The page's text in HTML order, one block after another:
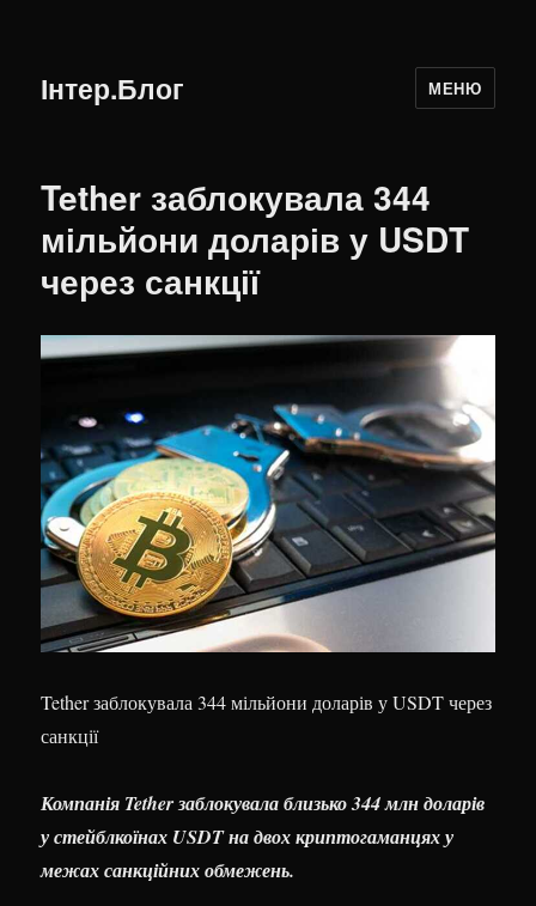
Інтер.Блог МЕНЮ
Tether заблокувала 344
мільйони доларів у USDT
через санкції
Tether заблокувала 344 мільйони доларів у USDT через
санкції
Компанія Tether заблокувала близько 344 млн доларів
у стейблкоїнах USDT на двох криптогаманцях у
межах санкційних обмежень.